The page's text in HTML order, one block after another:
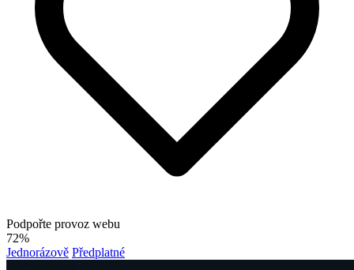
Podpořte provoz webu
72%
Jednorázově Předplatné